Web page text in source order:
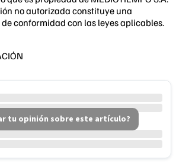
no autorizada constituye una
conformidad con las leyes aplicables.
tu opinión sobre este artículo?